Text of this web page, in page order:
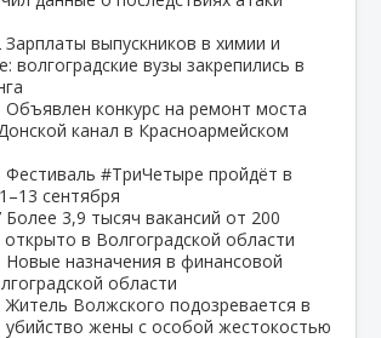
Зарплаты выпускников в химии и
волгоградские вузы закрепились в
Объявлен конкурс на ремонт моста
канал в Красноармейском
Фестиваль #ТриЧетыре пройдёт в
сентября
Более 3,9 тысяч вакансий от 200
в Волгоградской области
Новые назначения в финансовой
области
Житель Волжского подозревается в
убийство жены с особой жестокостью